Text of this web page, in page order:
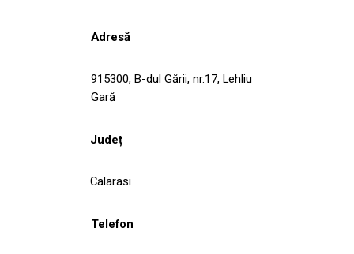
Adresă
915300, B-dul Gării, nr.17, Lehliu
Gară
Județ
Calarasi
Telefon